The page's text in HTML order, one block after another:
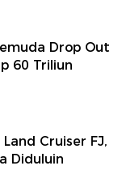
Drop Out
60 Triliun
Cruiser FJ,
Diduluin